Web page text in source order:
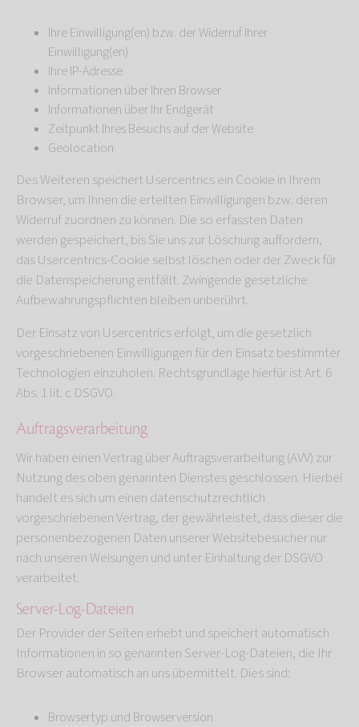
Ihre Einwilligung(en) bzw. der Widerruf Ihrer
Einwilligung(en)
Ihre IP-Adresse
Informationen über Ihren Browser
Informationen über Ihr Endgerät
Zeitpunkt Ihres Besuchs auf der Website
Geolocation
Des Weiteren speichert Usercentrics ein Cookie in Ihrem
Browser, um Ihnen die erteilten Einwilligungen bzw. deren
Widerruf zuordnen zu können. Die so erfassten Daten
werden gespeichert, bis Sie uns zur Löschung auffordern,
das Usercentrics-Cookie selbst löschen oder der Zweck für
die Datenspeicherung entfällt. Zwingende gesetzliche
Aufbewahrungspflichten bleiben unberührt.
Der Einsatz von Usercentrics erfolgt, um die gesetzlich
vorgeschriebenen Einwilligungen für den Einsatz bestimmter
Technologien einzuholen. Rechtsgrundlage hierfür ist Art. 6
Abs. 1 lit. c DSGVO.
Auftragsverarbeitung
Wir haben einen Vertrag über Auftragsverarbeitung (AVV) zur
Nutzung des oben genannten Dienstes geschlossen. Hierbei
handelt es sich um einen datenschutzrechtlich
vorgeschriebenen Vertrag, der gewährleistet, dass dieser die
personenbezogenen Daten unserer Websitebesucher nur
nach unseren Weisungen und unter Einhaltung der DSGVO
verarbeitet.
Server-Log-Dateien
Der Provider der Seiten erhebt und speichert automatisch
Informationen in so genannten Server-Log-Dateien, die Ihr
Browser automatisch an uns übermittelt. Dies sind:
Browsertyp und Browserversion